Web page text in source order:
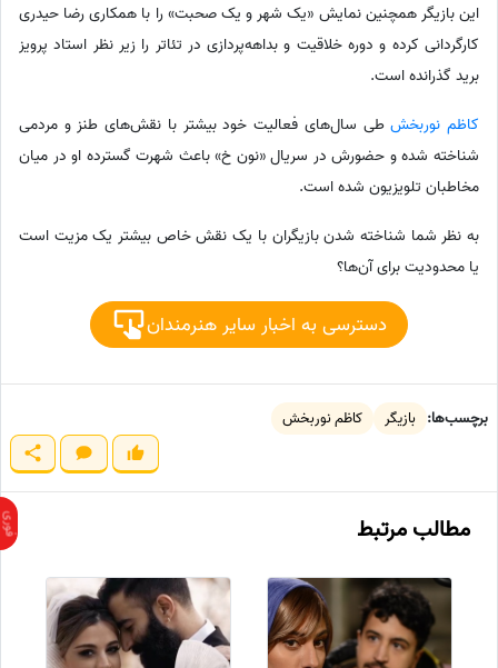
این بازیگر همچنین نمایش «یک شهر و یک صحبت» را با همکاری رضا حیدری
کارگردانی کرده و دوره خلاقیت و بداهه‌پردازی در تئاتر را زیر نظر استاد پرویز
برید گذرانده است.
کاظم نوربخشطی سال‌های فعالیت خود بیشتر با نقش‌های طنز و مردمی
شناخته شده و حضورش در سریال «نون خ» باعث شهرت گسترده او در میان
مخاطبان تلویزیون شده است.
به نظر شما شناخته شدن بازیگران با یک نقش خاص بیشتر یک مزیت است
یا محدودیت برای آن‌ها؟
دسترسی به اخبار سایر هنرمندان
برچسب‌ها: بازیگر کاظم نوربخش
مطالب مرتبط